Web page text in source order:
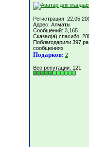
Регистрация:
Адрес: Алматы
Сообщений: 3,165
Сказал(а) спасибо:
Поблагодарили 397
сообщениях
Подарков: 2
Вес репутации: 121